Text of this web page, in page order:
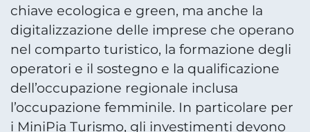
chiave ecologica e green, ma anche la
digitalizzazione delle imprese che operano
nel comparto turistico, la formazione degli
operatori e il sostegno e la qualificazione
dell’occupazione regionale inclusa
l’occupazione femminile. In particolare per
i MiniPia Turismo, gli investimenti devono